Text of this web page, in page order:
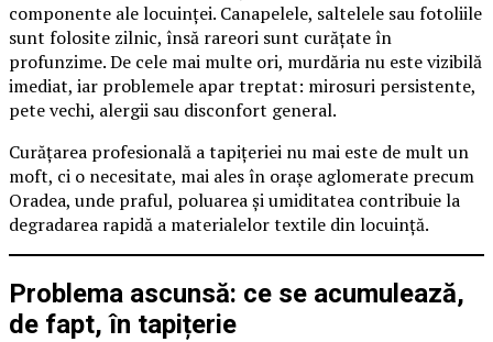
componente ale locuinței. Canapelele, saltelele sau fotoliile
sunt folosite zilnic, însă rareori sunt curățate în
profunzime. De cele mai multe ori, murdăria nu este vizibilă
imediat, iar problemele apar treptat: mirosuri persistente,
pete vechi, alergii sau disconfort general.
Curățarea profesională a tapițeriei nu mai este de mult un
moft, ci o necesitate, mai ales în orașe aglomerate precum
Oradea, unde praful, poluarea și umiditatea contribuie la
degradarea rapidă a materialelor textile din locuință.
Problema ascunsă: ce se acumulează,
de fapt, în tapițerie